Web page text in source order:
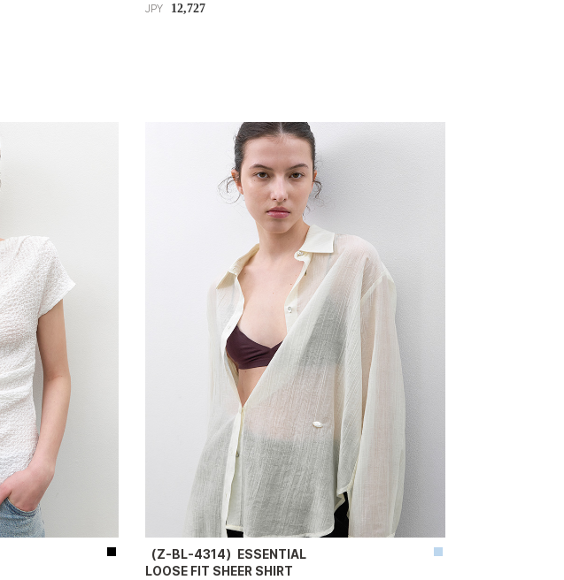
JPY 12,727
（Z-BL-4314）ESSENTIAL
LOOSE FIT SHEER SHIRT